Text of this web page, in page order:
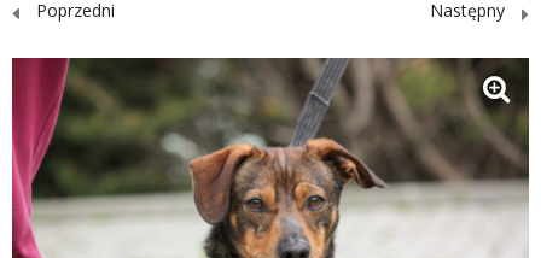
Poprzedni Następny